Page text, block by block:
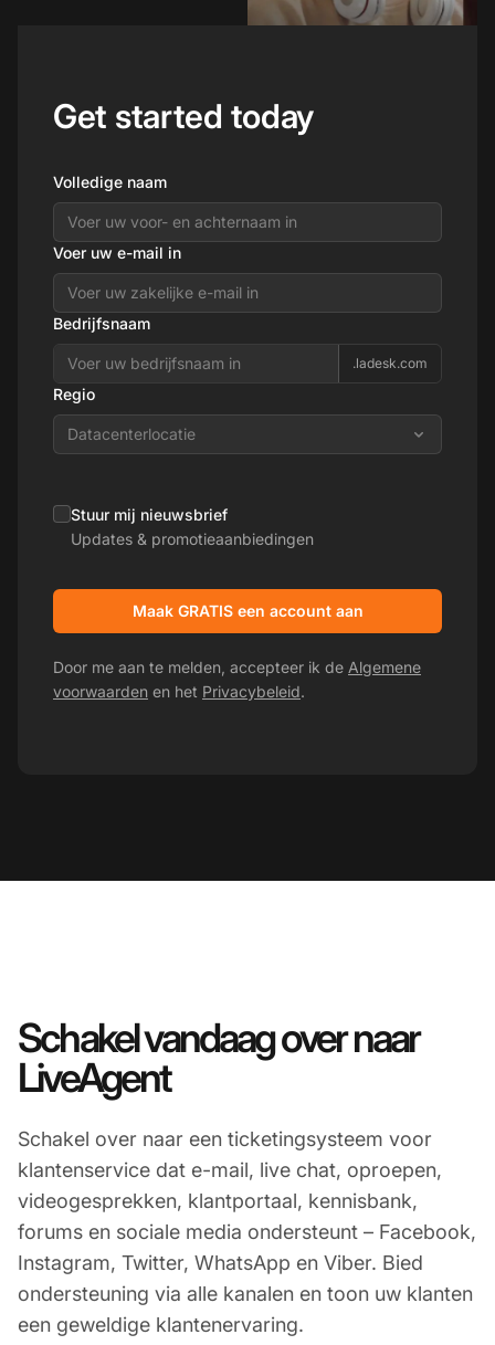
Get started today
Volledige naam
Voer uw e-mail in
Bedrijfsnaam
.ladesk.com
Regio
Datacenterlocatie
Stuur mij nieuwsbrief
Updates & promotieaanbiedingen
Maak GRATIS een account aan
Door me aan te melden, accepteer ik de Algemene
voorwaarden en het Privacybeleid.
Schakel vandaag over naar
LiveAgent
Schakel over naar een ticketingsysteem voor
klantenservice dat e-mail, live chat, oproepen,
videogesprekken, klantportaal, kennisbank,
forums en sociale media ondersteunt – Facebook,
Instagram, Twitter, WhatsApp en Viber. Bied
ondersteuning via alle kanalen en toon uw klanten
een geweldige klantenervaring.